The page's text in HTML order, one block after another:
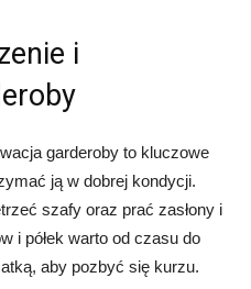
i
garderoby to kluczowe
ją w dobrej kondycji.
szafy oraz prać zasłony i
i półek warto od czasu do
aby pozbyć się kurzu.